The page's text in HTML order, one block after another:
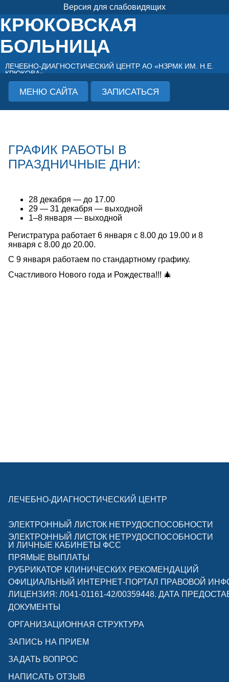
Версия для слабовидящих
КРЮКОВСКАЯ
БОЛЬНИЦА
ЛЕЧЕБНО-ДИАГНОСТИЧЕСКИЙ ЦЕНТР АО «НЗРМК ИМ. Н.Е.
КРЮКОВА»
МЕНЮ САЙТА ЗАПИСАТЬСЯ
ГРАФИК РАБОТЫ В
ПРАЗДНИЧНЫЕ ДНИ:
28 декабря — до 17.00
29 — 31 декабря — выходной
1–8 января — выходной
Регистратура работает 6 января с 8.00 до 19.00 и 8
января с 8.00 до 20.00.
С 9 января работаем по стандартному графику.
Счастливого Нового года и Рождества!!! 🎄
ЛЕЧЕБНО-ДИАГНОСТИЧЕСКИЙ ЦЕНТР
ЭЛЕКТРОННЫЙ ЛИСТОК НЕТРУДОСПОСОБНОСТИ
ЭЛЕКТРОННЫЙ ЛИСТОК НЕТРУДОСПОСОБНОСТИ
И ЛИЧНЫЕ КАБИНЕТЫ ФСС
ПРЯМЫЕ ВЫПЛАТЫ
РУБРИКАТОР КЛИНИЧЕСКИХ РЕКОМЕНДАЦИЙ
ОФИЦИАЛЬНЫЙ ИНТЕРНЕТ-ПОРТАЛ ПРАВОВОЙ
ЛИЦЕНЗИЯ: Л041-01161-42/00359448. ДАТА
ДОКУМЕНТЫ
ОРГАНИЗАЦИОННАЯ СТРУКТУРА
ЗАПИСЬ НА ПРИЕМ
ЗАДАТЬ ВОПРОС
НАПИСАТЬ ОТЗЫВ